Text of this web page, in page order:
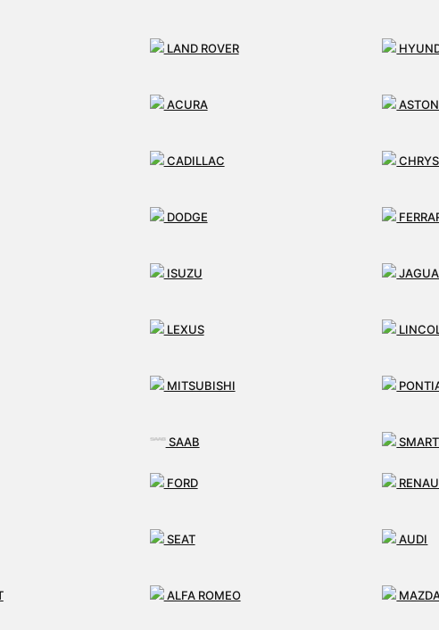
LAND ROVER
ACURA
CADILLAC
DODGE
ISUZU
LEXUS
MITSUBISHI
SAAB SMART
FORD
SEAT AUDI
ALFA ROMEO